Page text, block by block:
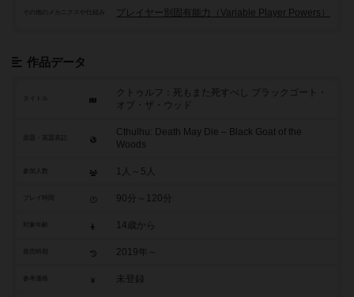
その他のメカニクスや仕組み プレイヤー別固有能力（Variable Player Powers）
作品データ
タイトル
クトゥルフ：死もまた死すべし ブラックゴート・
オブ・ザ・ウッド
Cthulhu: Death May Die – Black Goat of the
Woods
参加人数 1人～5人
90分～120分
14歳から
2019年～
参考価格 未登録